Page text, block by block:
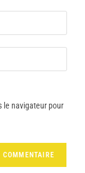
le navigateur pour